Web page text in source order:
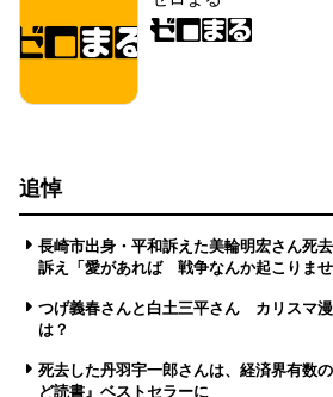
追悼
長崎市出身・平和訴えた美輪明宏さん死
訴え「愛があれば 戦争なんか起こりませ
つげ義春さんと白土三平さん カリスマ
は？
死去した丹羽宇一郎さんは、経済界有数
ど読書』ベストセラーに